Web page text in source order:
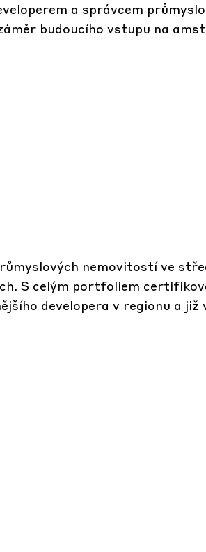
a správcem
budoucího vstupu na
nemovitostí ve
S celým portfoliem
developera v regionu a již